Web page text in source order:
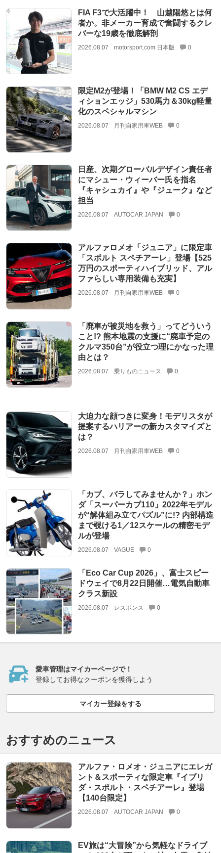
FIA F3で大活躍中！ 山越陽悠とは何
者か。非メーカー育成で奮闘するクレ
バーな19歳を徹底解剖
2026.08.07 motorsport.com 日本版 0
限定M2が登場！「BMW M2 CS エデ
ィションエッジ」530馬力＆30kg軽量
化のスペシャルマシン
2026.08.07 月刊自家用車WEB 0
日産、次期グローバルデザイン責任者
にマシュー・ウィーバー氏を指名
『キャシュカイ』や『ジューク』など
担当
2026.08.07 AUTOCAR JAPAN 0
アルファロメオ「ジュニア」に限定車
「スポルト スペチアーレ」登場【525
万円のスポーティハイブリッド、アル
ファらしい専用装備も充実】
2026.08.07 月刊自家用車WEB 0
「廃車が被災地を救う」ってどういう
こと!? 熊本地震の支援に“廃車予定の
クルマ350台”が役立つ理にかなった理
由とは？
2026.08.07 乗りものニュース 0
大迫力な顔つきに変身！モデリスタが
提案するハリアーの新カスタマイズと
は？
2026.08.07 月刊自家用車WEB 0
「カブ、バラしてみませんか？」ホン
ダ「スーパーカブ110」2022年モデル
が“解体組み立てパズル”に!? 内部構造
まで覗ける1／12スケールの精密モデ
ルが登場
2026.08.07 VAGUE 0
「Eco Car Cup 2026」、富士スピー
ドウェイで8月22日開催…電気自動車
クラス新設
2026.08.07 レスポンス 0
愛車管理はマイカーページで！
登録してお得なクーポンを獲得しよう
マイカー登録をする
おすすめのニュース
アルファ・ロメオ・ジュニアにエレガ
ント＆スポーティな限定車『イブリ
ダ・スポルト・スペチアーレ』登場
【140台限定】
2026.08.07 AUTOCAR JAPAN 0
EV旅は“大冒険”から気軽なドライブ